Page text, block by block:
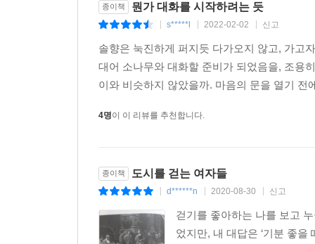
수 있는 존재임을 보여준다. 플라뇌즈는 밖으로
사용되었음을 의식하게 한다. 플라뇌즈는 도시
있는 여성이다. 플라뇌즈는 존재한다. 우리가 앞
우리는 개인인가 군중의 일부인가? 우리는 두드
바라나 눈에 뜨이지 않고 묻히기를 바라나? 돋보
복잡한 역사만 보아도 그렇지 않다는 사실을
위해서는 움직임의 자유가 반드시 필요하다
나는 걷기가 어떤 면에서 읽기와 비슷하기 때문
종이책 뭔가 대화를 시작하려는 듯
s*****l 2022-02-02 신고
솔향은 눅진하게 퍼지듯 다가오지 않고, 가고
대어 소나무와 대화할 준비가 되었음을, 조용
이와 비슷하지 않았을까. 마음의 문을 열기
4명이 이 리뷰를 추천합니다.
종이책 도시를 걷는 여자들
d******n 2020-08-30 신고
걷기를 좋아하는 나를 보고
었지만, 내 대답은 ‘기분 좋